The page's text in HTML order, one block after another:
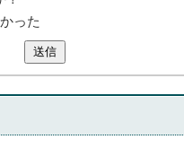
った
送信